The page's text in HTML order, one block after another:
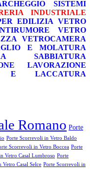
SISTEMI
INDUSTRIALE
EDILIZIA VETRO
VETRO
VETROCAMERA
E MOLATURA
SABBIATURA
LAVORAZIONE
E LACCATURA
Romano Porte
Porte Scorrevoli in Vetro Baldo
Scorrevoli in Vetro Boccea Porte
Vetro Casal Lumbroso Porte
Casal Selce Porte Scorrevoli in